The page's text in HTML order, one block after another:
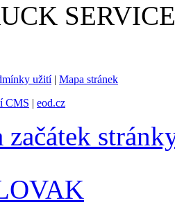
užití| Mapa stránek
CMS | eod.cz
začátek